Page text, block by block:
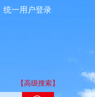
统一用户登录
【高级搜索】